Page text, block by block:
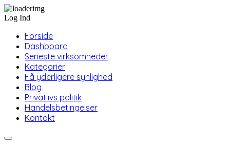
Log Ind
Forside
Dashboard
Seneste virksomheder
Kategorier
Få yderligere synlighed
Blog
Privatlivs politik
Handelsbetingelser
Kontakt